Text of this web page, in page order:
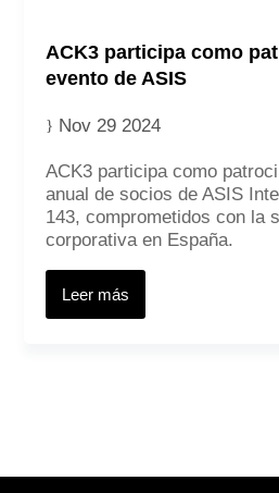
ACK3 participa como
evento de ASIS
Nov 29 2024
ACK3 participa como
anual de socios de ASIS
143, comprometidos con la
corporativa en España.
Leer más